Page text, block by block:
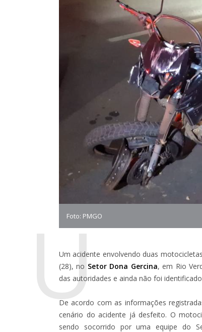
Foto: PMGO
U
Um acidente envolvendo duas
(28), no Setor Dona Gercina, em Rio
das autoridades e ainda não foi
De acordo com as informações
cenário do acidente já desfeito. O
sendo socorrido por uma equipe do